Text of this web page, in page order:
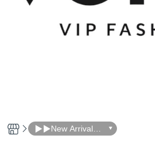
▶▶New Arrivals
本週新品